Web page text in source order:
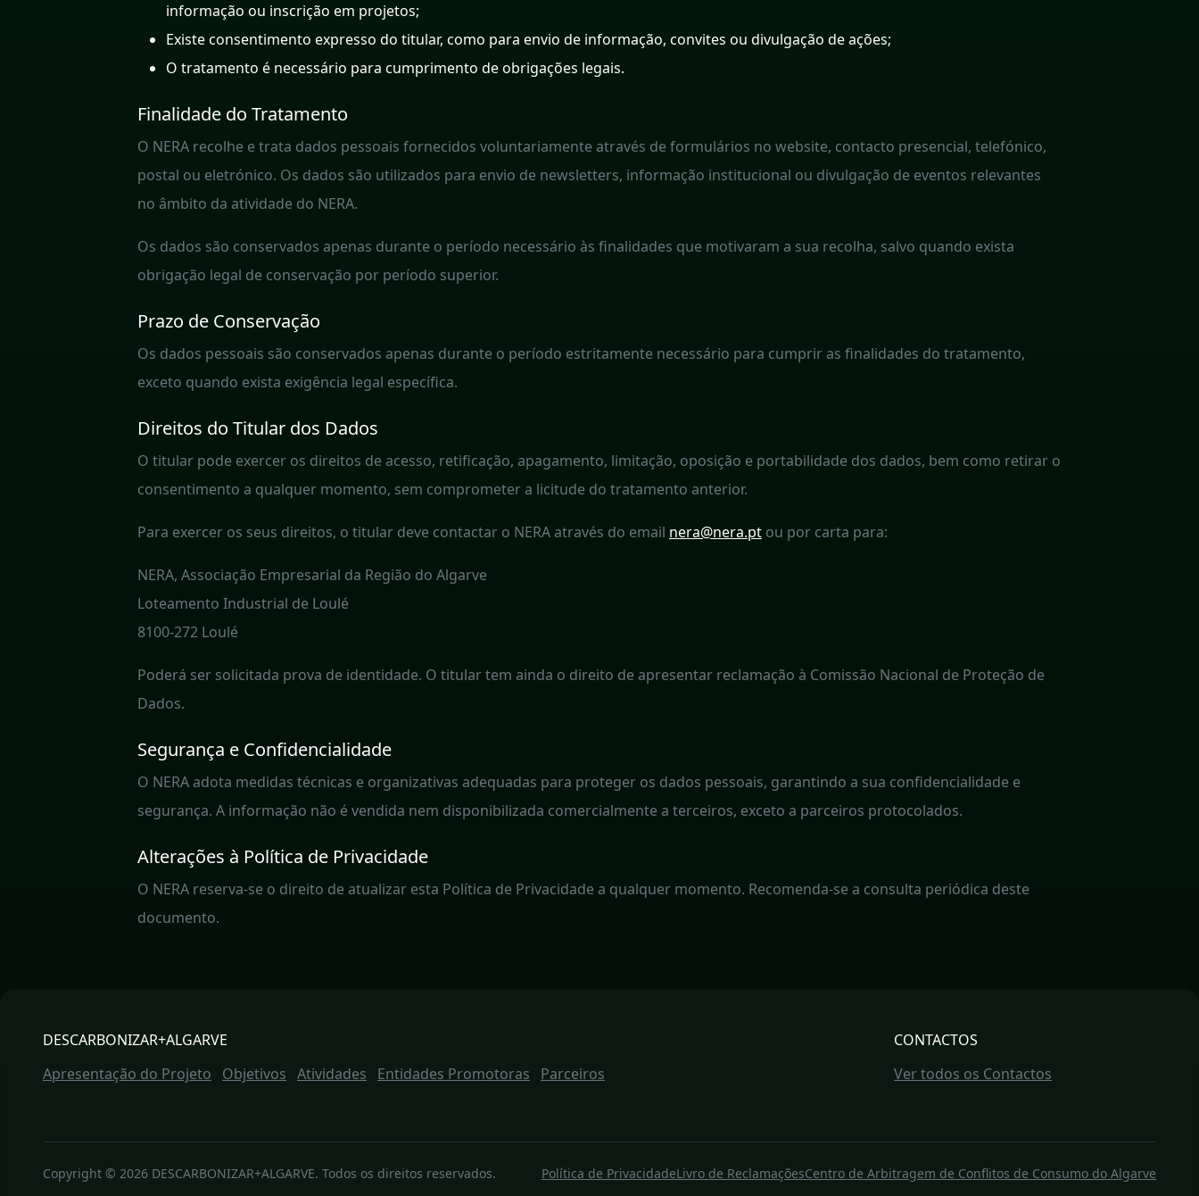
informação ou inscrição em projetos;
Existe consentimento expresso do titular, como para envio de informação, convites ou divulgação de ações;
O tratamento é necessário para cumprimento de obrigações legais.
Finalidade do Tratamento
O NERA recolhe e trata dados pessoais fornecidos voluntariamente através de formulários no website, contacto presencial, telefónico,
postal ou eletrónico. Os dados são utilizados para envio de newsletters, informação institucional ou divulgação de eventos relevantes
no âmbito da atividade do NERA.
Os dados são conservados apenas durante o período necessário às finalidades que motivaram a sua recolha, salvo quando exista
obrigação legal de conservação por período superior.
Prazo de Conservação
Os dados pessoais são conservados apenas durante o período estritamente necessário para cumprir as finalidades do tratamento,
exceto quando exista exigência legal específica.
Direitos do Titular dos Dados
O titular pode exercer os direitos de acesso, retificação, apagamento, limitação, oposição e portabilidade dos dados, bem como retirar o
consentimento a qualquer momento, sem comprometer a licitude do tratamento anterior.
Para exercer os seus direitos, o titular deve contactar o NERA através do email nera@nera.pt ou por carta para:
NERA, Associação Empresarial da Região do Algarve
Loteamento Industrial de Loulé
8100-272 Loulé
Poderá ser solicitada prova de identidade. O titular tem ainda o direito de apresentar reclamação à Comissão Nacional de Proteção de
Dados.
Segurança e Confidencialidade
O NERA adota medidas técnicas e organizativas adequadas para proteger os dados pessoais, garantindo a sua confidencialidade e
segurança. A informação não é vendida nem disponibilizada comercialmente a terceiros, exceto a parceiros protocolados.
Alterações à Política de Privacidade
O NERA reserva-se o direito de atualizar esta Política de Privacidade a qualquer momento. Recomenda-se a consulta periódica deste
documento.
DESCARBONIZAR+ALGARVE
Apresentação do Projeto
Objetivos Atividades Entidades Promotoras Parceiros
CONTACTOS
Ver todos os Contactos
Copyright © 2026 DESCARBONIZAR+ALGARVE. Todos os direitos reservados. Política de PrivacidadeLivro de ReclamaçõesCentro de Arbitragem de Conflitos de Consumo do Algarve